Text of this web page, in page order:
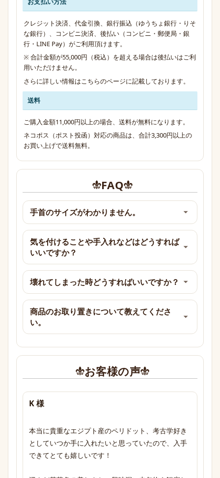
クレジット決済、代金引換、銀行振込（ゆうちょ銀行・りそ
な銀行）、コンビニ決済、後払い（コンビニ・郵便局・銀
行・LINE Pay）がご利用頂けます。
※ 合計金額が55,000円（税込）を超える場合は後払いはご利
用いただけません。
さらに詳しい情報は こちらのページに記載しております。
送料
ご購入金額11,000円以上の場合、送料が無料になります。
ネコポス（ポスト投函）対応の商品は、合計3,300円以上の
お買い上げで送料無料。
FAQ
手首のサイズがわかりません。
気を付けることや手入れなどはどうすれば
いいですか？
壊れてしまった時どうすればいいですか？
商品のお取り置きについて教えてくださ
い。
お客様の声
K 様
本当に貴重なエジプト産のペリドット、考古学好き
としていつか手に入れたいと思っていたので、入手
できてとても嬉しいです！